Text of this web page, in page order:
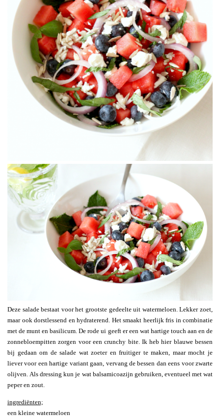
Deze salade bestaat voor het grootste gedeelte uit watermeloen. Lekker zoet,
maar ook dorstlessend en hydraterend. Het smaakt heerlijk fris in combinatie
met de munt en basilicum. De rode ui geeft er een wat hartige touch aan en de
zonnebloempitten zorgen voor een crunchy bite. Ik heb hier blauwe bessen
bij gedaan om de salade wat zoeter en fruitiger te maken, maar mocht je
liever voor een hartige variant gaan, vervang de bessen dan eens voor zwarte
olijven. Als dressing kun je wat balsamicoazijn gebruiken, eventueel met wat
peper en zout.
ingrediënten;
een kleine watermeloen